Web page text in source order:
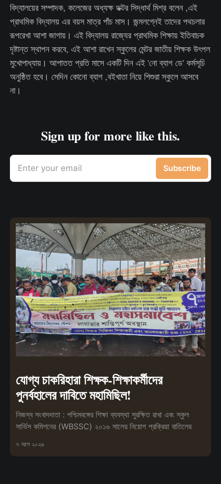
বিদ্যালয়ের সম্পাদক, কলেজের অধ্যক্ষ ডক্টর সিদ্ধার্থ মিশ্র বলেন ,এই
প্রাথমিক বিদ্যালয় এর বয়স মাত্র পাঁচ মাস। জন্মলগ্নেই তাদের পথচলার
রূপরেখা আশা জাগায়। এই বিদ্যালয় রাজ্যের প্রাথমিক শিক্ষায় ইতিবাচক
দৃষ্টান্ত স্থাপন করবে, এই আশা রাখেন স্কুলের মেন্টর জাতীয় শিক্ষক উৎপল
মুখোপাধ্যায়। আপাতত প্রতি মাসে একটি দিন এই 'নো ব্যাগ ডে' কর্মসূচি
অনুষ্ঠিত হবে। সেদিন কোনো ব্যাগ ,বইখাতা নিয়ে শিশুরা স্কুলে আসবে
না।
Sign up for more like this.
Enter your email Subscribe
যোগ্য চাকরিহারা শিক্ষক-শিক্ষাকর্মীদের
পুনর্বহালের দাবিতে মহামিছিল!
নিজস্ব সংবাদদাতা : পশ্চিমবঙ্গের শিক্ষা ব্যবস্থা সুরক্ষিত রাখা এবং স্কুল
সার্ভিস কমিশনের (WBSSC) ২০১৬ সালের নিয়োগ প্রক্রিয়া বাতিলের
৭ আগ ২০২৬